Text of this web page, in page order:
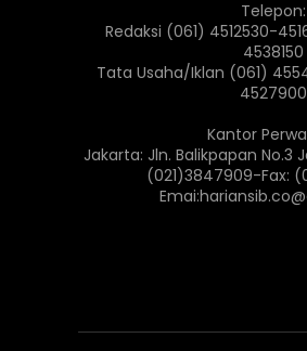
Telepon:
Redaksi (061) 4512530-
4538150
Tata Usaha/Iklan (061)
4527900
Kantor
Jakarta: Jln. Balikpapan No.3
(021)3847909-Fax: